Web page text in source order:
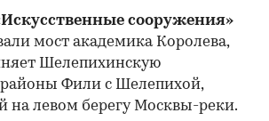
сооружения»
мост академика Королева,
Шелепихинскую
Фили с Шелепихой,
на левом берегу Москвы-реки.